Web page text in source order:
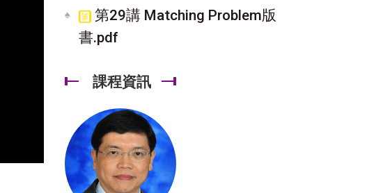
第29講 Matching Problem版
書.pdf
課程資訊